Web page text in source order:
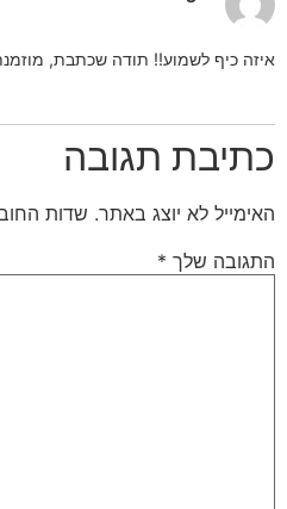
איזה כיף לשמוע!! תודה שכתבת,
כתיבת תגובה
האימייל לא יוצג באתר. שדות
התגובה שלך *